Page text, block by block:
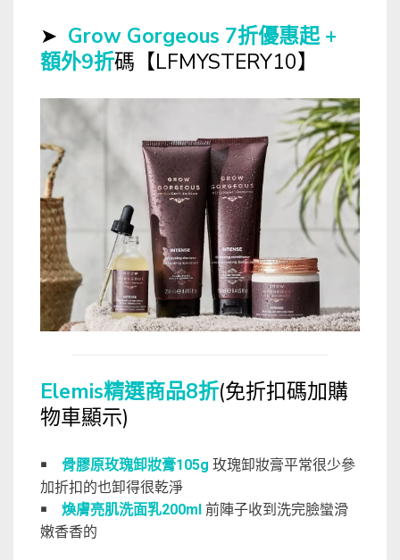
➤ Grow Gorgeous 7折優惠起 +
額外9折碼【LFMYSTERY10】
Elemis精選商品8折(免折扣碼加購
物車顯示)
￭ 骨膠原玫瑰卸妝膏105g 玫瑰卸妝膏平常很少參
加折扣的也卸得很乾淨
￭ 煥膚亮肌洗面乳200ml 前陣子收到洗完臉蠻滑
嫩香香的